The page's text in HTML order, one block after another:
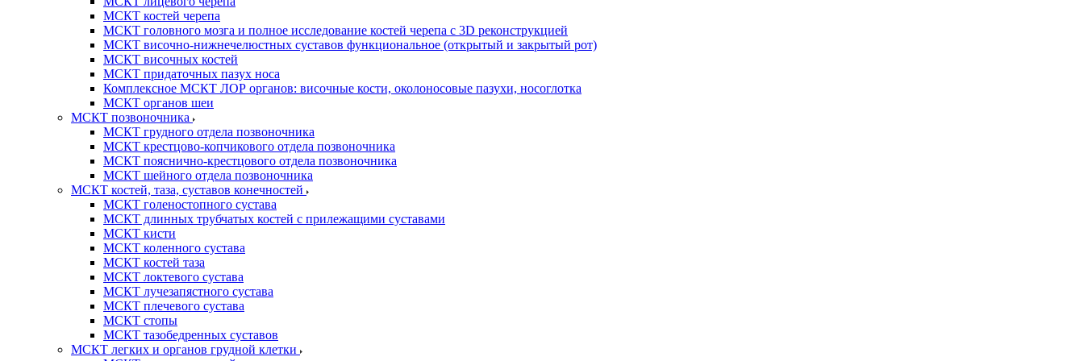
МСКТ костей черепа
МСКТ головного мозга и полное исследование костей черепа с 3D реконструкцией
МСКТ височно-нижнечелюстных суставов функциональное (открытый и закрытый рот)
МСКТ височных костей
МСКТ придаточных пазух носа
Комплексное МСКТ ЛОР органов: височные кости, околоносовые пазухи, носоглотка
МСКТ органов шеи
МСКТ позвоночника
МСКТ грудного отдела позвоночника
МСКТ крестцово-копчикового отдела позвоночника
МСКТ пояснично-крестцового отдела позвоночника
МСКТ шейного отдела позвоночника
МСКТ костей, таза, суставов конечностей
МСКТ голеностопного сустава
МСКТ длинных трубчатых костей с прилежащими суставами
МСКТ кисти
МСКТ коленного сустава
МСКТ костей таза
МСКТ локтевого сустава
МСКТ лучезапястного сустава
МСКТ плечевого сустава
МСКТ стопы
МСКТ тазобедренных суставов
МСКТ легких и органов грудной клетки